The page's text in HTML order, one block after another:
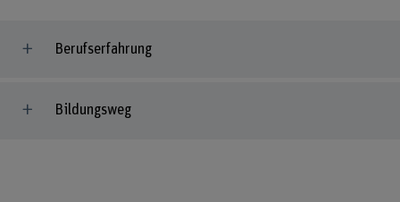
Berufserfahrung
Bildungsweg